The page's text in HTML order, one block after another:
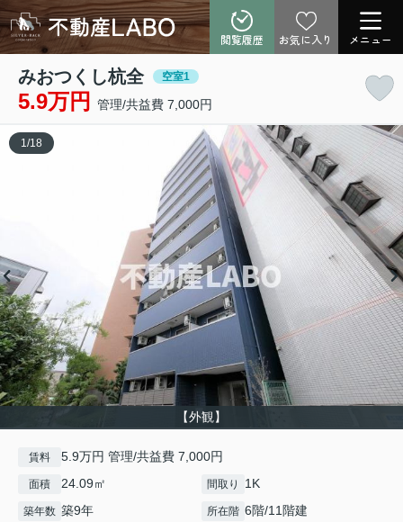
閲覧履歴 お気に入り メニュー
みおつくし杭全 空室1
5.9万円 管理/共益費 7,000円
【外観】
1 /18
賃料 5.9万円 管理/共益費 7,000円
面積 24.09㎡ 間取り 1K
築年数 築9年 所在階 6階/11階建